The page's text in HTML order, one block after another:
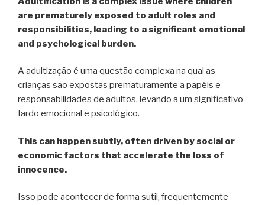
are prematurely exposed to adult roles and
responsibilities, leading to a significant emotional
and psychological burden.
A adultização é uma questão complexa na qual as
crianças são expostas prematuramente a papéis e
responsabilidades de adultos, levando a um significativo
fardo emocional e psicológico.
This can happen subtly, often driven by social or
economic factors that accelerate the loss of
innocence.
Isso pode acontecer de forma sutil, frequentemente